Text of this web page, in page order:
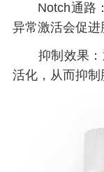
Notch通路：
异常激活会促进
抑制效果：
活化，从而抑